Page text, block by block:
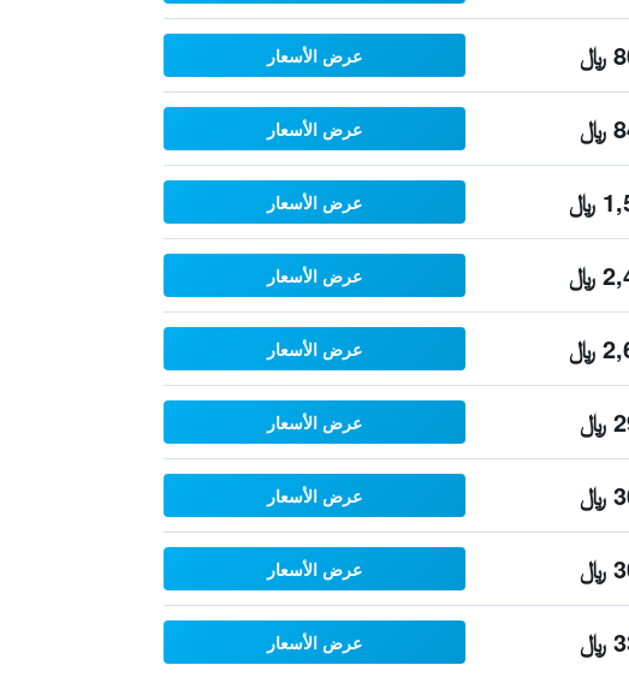
﷼ عرض الأسعار
﷼ عرض الأسعار
﷼ عرض الأسعار
﷼ عرض الأسعار
﷼ عرض الأسعار
﷼ عرض الأسعار
﷼ عرض الأسعار
﷼ عرض الأسعار
﷼ عرض الأسعار